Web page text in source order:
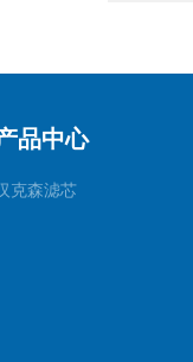
品中心
克森滤芯